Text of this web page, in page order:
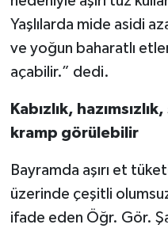
Yaşlılarda mide asidi
ve yoğun baharatlı
açabilir.” dedi.
Kabızlık,
kramp görülebilir
Bayramda aşırı et
üzerinde çeşitli
ifade eden Öğr. Gör.